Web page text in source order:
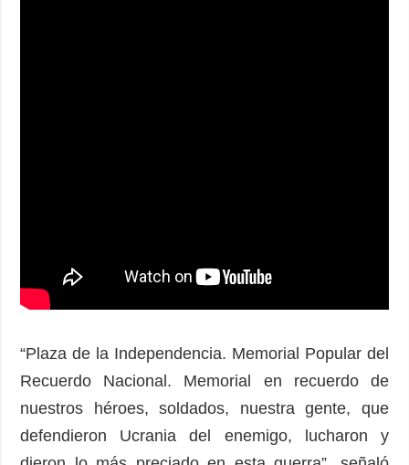
“Plaza de la Independencia. Memorial Popular del
Recuerdo Nacional. Memorial en recuerdo de
nuestros héroes, soldados, nuestra gente, que
defendieron Ucrania del enemigo, lucharon y